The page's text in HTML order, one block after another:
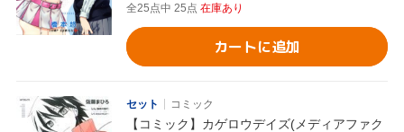
全25点中 25点 在庫あり
カートに追加
セット コミック
【コミック】カゲロウデイズ(メディアファク